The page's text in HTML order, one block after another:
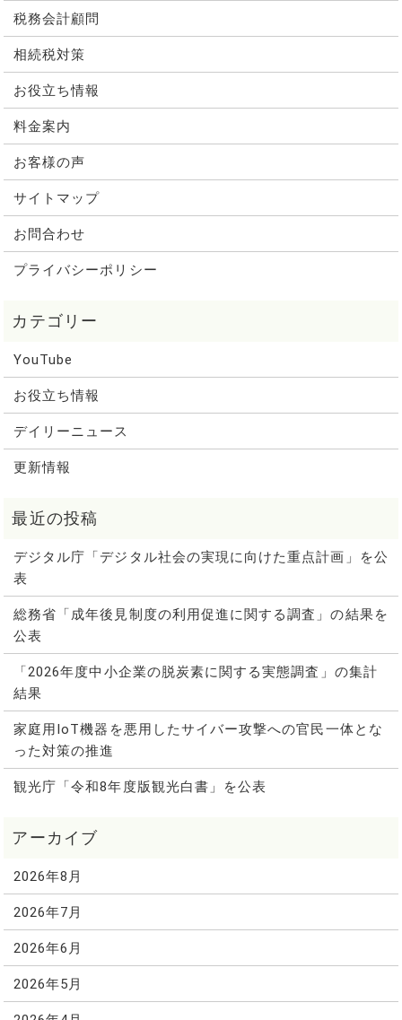
税務会計顧問
相続税対策
お役立ち情報
料金案内
お客様の声
サイトマップ
お問合わせ
プライバシーポリシー
YouTube
お役立ち情報
デイリーニュース
更新情報
デジタル庁「デジタル社会の実現に向けた重点計画」を公
表
総務省「成年後見制度の利用促進に関する調査」の結果を
公表
「2026年度中小企業の脱炭素に関する実態調査」の集計
結果
家庭用IoT機器を悪用したサイバー攻撃への官民一体とな
った対策の推進
観光庁「令和8年度版観光白書」を公表
2026年8月
2026年7月
2026年6月
2026年5月